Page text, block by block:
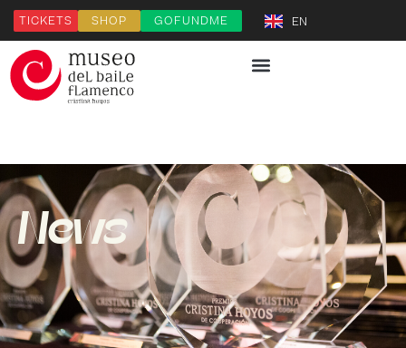
TICKETS SHOP GOFUNDME EN
News